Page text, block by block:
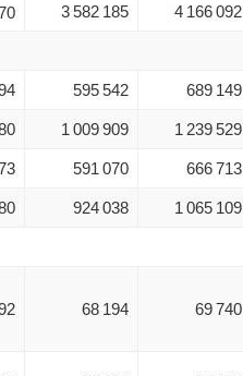
3 582 185 4 166 092
595 542 689 149
1 009 909 1 239 529
591 070 666 713
924 038 1 065 109
68 194 69 740